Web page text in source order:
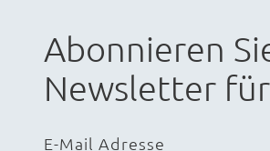
Abonnieren
Newsletter
E-Mail Adresse